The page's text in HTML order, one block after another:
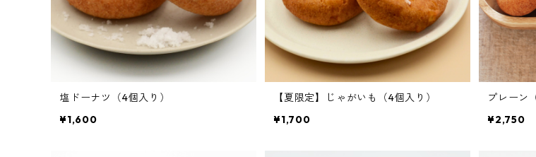
塩ドーナツ（4個入り）
¥1,600
【夏限定】じゃがいも（4個入り）
¥1,700
プレーン
¥2,750